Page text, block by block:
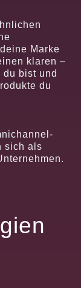
Marke
klaren –
bist und
du
sich als